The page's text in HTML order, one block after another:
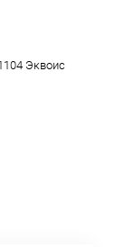
Эквоис